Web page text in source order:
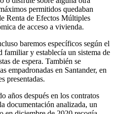
permitidos quedaban
Renta de Efectos Múltiples
de acceso a vivienda.
baremos específicos según el
familiar y establecía un sistema de
de espera. También se
empadronadas en Santander, en
presentadas.
años después en los contratos
documentación analizada, un